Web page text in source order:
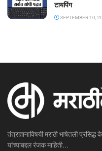
टायपिंग
SEPTEMBER 10,
तंत्रज्ञानाविषयी मराठी भाषेतली
यांच्याबद्दल रंजक माहिती...